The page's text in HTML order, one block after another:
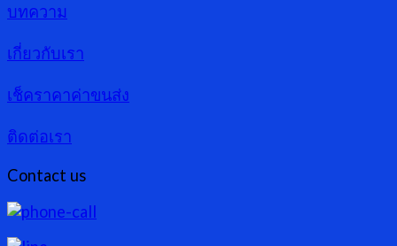
บทความ
เกี่ยวกับเรา
เช็คราคาค่าขนส่ง
ติดต่อเรา
Contact us